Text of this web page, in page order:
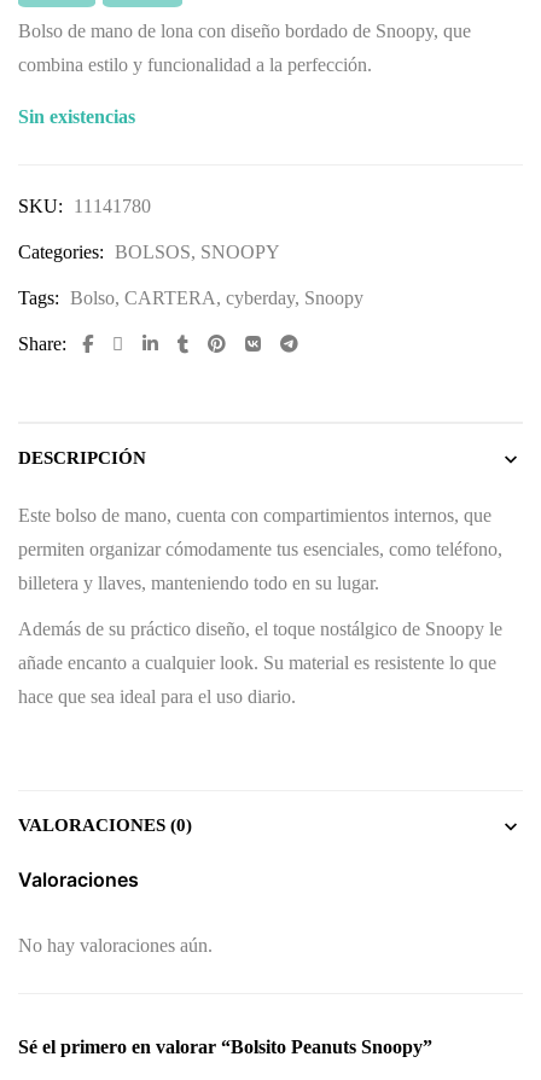
Bolso de mano de lona con diseño bordado de Snoopy, que
combina estilo y funcionalidad a la perfección.
Sin existencias
SKU: 11141780
Categories: BOLSOS, SNOOPY
Tags: Bolso, CARTERA, cyberday, Snoopy
Share:
DESCRIPCIÓN
Este bolso de mano, cuenta con compartimientos internos, que
permiten organizar cómodamente tus esenciales, como teléfono,
billetera y llaves, manteniendo todo en su lugar.
Además de su práctico diseño, el toque nostálgico de Snoopy le
añade encanto a cualquier look. Su material es resistente lo que
hace que sea ideal para el uso diario.
VALORACIONES (0)
Valoraciones
No hay valoraciones aún.
Sé el primero en valorar “Bolsito Peanuts Snoopy”